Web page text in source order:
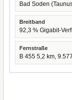
Bad Soden
Breitband
92,3 % Gigabit-
Fernstraße
B 455 5,2 km,